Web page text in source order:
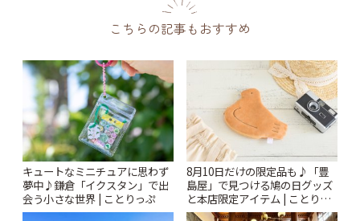
こちらの記事もおすすめ
キュートなミニチュアに思わず
夢中♪鎌倉「イクスタン」で出
会う小さな世界 | ことりっぷ
8月10日だけの限定品も♪「豊
島屋」で見つける鳩の日グッズ
と本店限定アイテム | ことりっ
ぷ